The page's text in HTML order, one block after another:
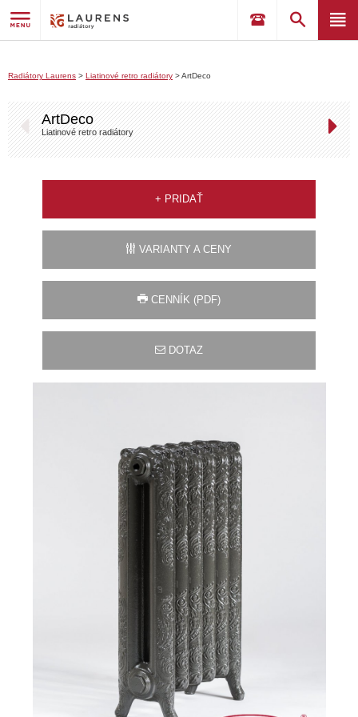
Radiátory Laurens > Liatinové retro radiátory >ArtDeco
ArtDeco
Liatinové retro radiátory
+ PRIDAŤ
VARIANTY A CENY
CENNÍK (PDF)
DOTAZ